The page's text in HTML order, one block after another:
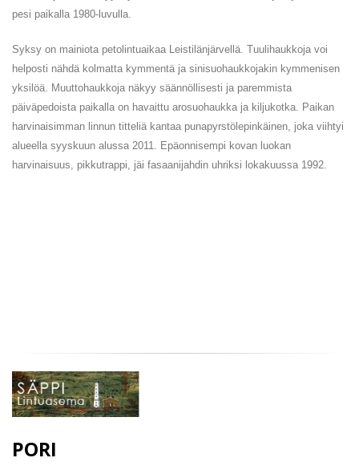
pesi paikalla 1980-luvulla.
Syksy on mainiota petolintuaikaa Leistilänjärvellä. Tuulihaukkoja voi
helposti nähdä kolmatta kymmentä ja sinisuohaukkojakin kymmenisen
yksilöä. Muuttohaukkoja näkyy säännöllisesti ja paremmista
päiväpedoista paikalla on havaittu arosuohaukka ja kiljukotka. Paikan
harvinaisimman linnun titteliä kantaa punapyrstölepinkäinen, joka viihtyi
alueella syyskuun alussa 2011. Epäonnisempi kovan luokan
harvinaisuus, pikkutrappi, jäi fasaanijahdin uhriksi lokakuussa 1992.
PORI